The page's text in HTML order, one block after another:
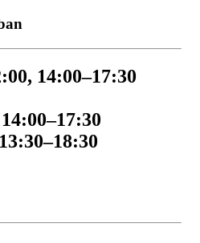
14:00–17:30